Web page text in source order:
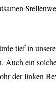
tief in
Auch ein
der linken